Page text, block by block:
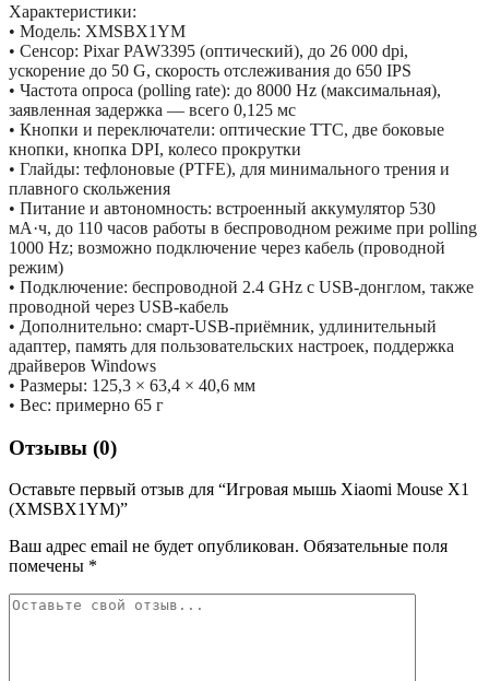
Характеристики:
• Модель: XMSBX1YM
• Сенсор: Pixar PAW3395 (оптический), до 26 000 dpi,
ускорение до 50 G, скорость отслеживания до 650 IPS
• Частота опроса (polling rate): до 8000 Hz (максимальная),
заявленная задержка — всего 0,125 мс
• Кнопки и переключатели: оптические TTC, две боковые
кнопки, кнопка DPI, колесо прокрутки
• Глайды: тефлоновые (PTFE), для минимального трения и
плавного скольжения
• Питание и автономность: встроенный аккумулятор 530
мА·ч, до 110 часов работы в беспроводном режиме при polling
1000 Hz; возможно подключение через кабель (проводной
режим)
• Подключение: беспроводной 2.4 GHz с USB-донглом, также
проводной через USB-кабель
• Дополнительно: смарт-USB-приёмник, удлинительный
адаптер, память для пользовательских настроек, поддержка
драйверов Windows
• Размеры: 125,3 × 63,4 × 40,6 мм
• Вес: примерно 65 г
Отзывы (0)
Оставьте первый отзыв для “Игровая мышь Xiaomi Mouse X1
(XMSBX1YM)”
Ваш адрес email не будет опубликован. Обязательные поля
помечены *